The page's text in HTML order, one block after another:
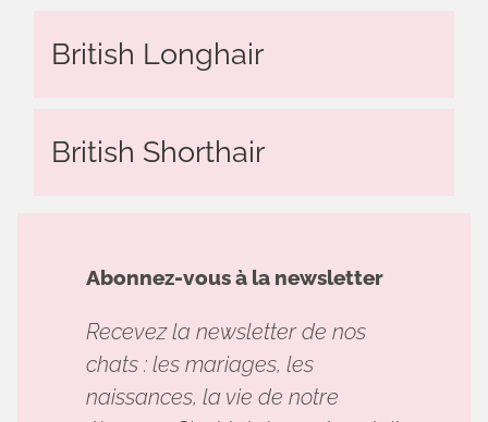
British Longhair
British Shorthair
Abonnez-vous à la newsletter
Recevez la newsletter de nos
chats : les mariages, les
naissances, la vie de notre